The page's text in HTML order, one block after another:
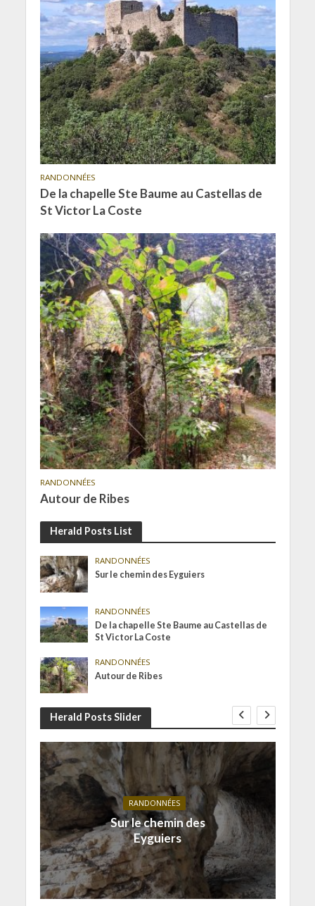
RANDONNÉES
De la chapelle Ste Baume au Castellas de
St Victor La Coste
RANDONNÉES
Autour de Ribes
Herald Posts List
RANDONNÉES
Sur le chemin des Eyguiers
RANDONNÉES
De la chapelle Ste Baume au Castellas de
St Victor La Coste
RANDONNÉES
Autour de Ribes
Herald Posts Slider
RANDONNÉES
Sur le chemin des
Eyguiers